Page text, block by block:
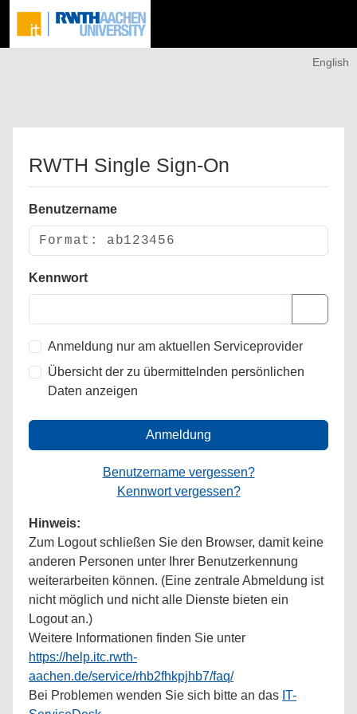
English
RWTH Single Sign-On
Benutzername
Kennwort
Anmeldung nur am aktuellen Serviceprovider
Übersicht der zu übermittelnden persönlichen
Daten anzeigen
Anmeldung
Benutzername vergessen?
Kennwort vergessen?
Hinweis:
Zum Logout schließen Sie den Browser, damit keine
anderen Personen unter Ihrer Benutzerkennung
weiterarbeiten können. (Eine zentrale Abmeldung ist
nicht möglich und nicht alle Dienste bieten ein
Logout an.)
Weitere Informationen finden Sie unter
https://help.itc.rwth-
aachen.de/service/rhb2fhkpjhb7/faq/
Bei Problemen wenden Sie sich bitte an das IT-